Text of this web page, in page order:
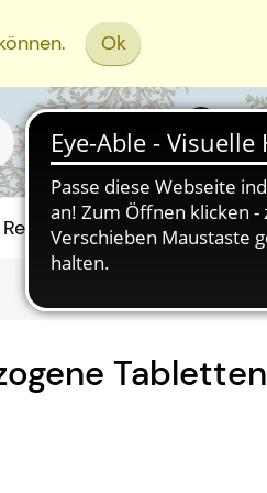
Ok
Rezept Einreichen
Tabletten